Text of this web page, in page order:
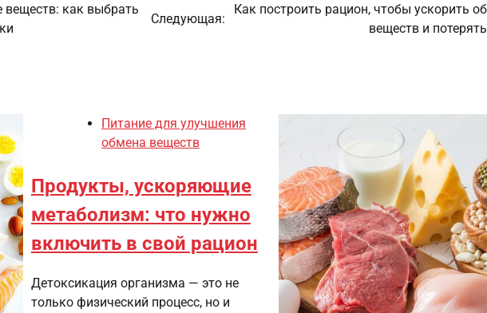
как выбрать
Следующая:
Как построить рацион, чтобы ускорить
веществ и
Питание для улучшения
обмена веществ
Продукты, ускоряющие
метаболизм: что нужно
включить в свой рацион
Детоксикация организма — это не
только физический процесс, но и